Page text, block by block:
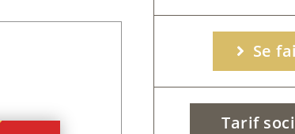
Se
Tarif